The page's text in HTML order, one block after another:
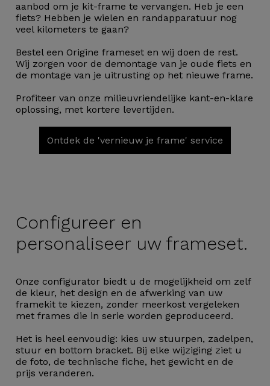
aanbod om je kit-frame te vervangen. Heb je een
fiets? Hebben je wielen en randapparatuur nog
veel kilometers te gaan?
Bestel een Origine frameset en wij doen de rest.
Wij zorgen voor de demontage van je oude fiets en
de montage van je uitrusting op het nieuwe frame.
Profiteer van onze milieuvriendelijke kant-en-klare
oplossing, met kortere levertijden.
Ontdek de 'vernieuw je frame' service
Configureer en
personaliseer uw frameset.
Onze configurator biedt u de mogelijkheid om zelf
de kleur, het design en de afwerking van uw
framekit te kiezen, zonder meerkost vergeleken
met frames die in serie worden geproduceerd.
Het is heel eenvoudig: kies uw stuurpen, zadelpen,
stuur en bottom bracket. Bij elke wijziging ziet u
de foto, de technische fiche, het gewicht en de
prijs veranderen.